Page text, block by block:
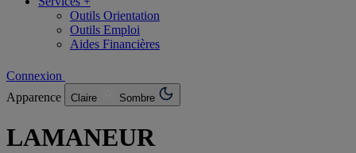
Outils Orientation
Outils Emploi
Aides Financières
Connexion
Apparence
Claire Sombre
LAMANEUR